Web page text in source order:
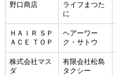
野口商店
ライフまつた
に
ＨＡＩＲ ＳＰ
ＡＣＥ ＴＯＰ
ヘアーワー
ク・サトウ
株式会社マス
ダ
有限会社松島
タクシー